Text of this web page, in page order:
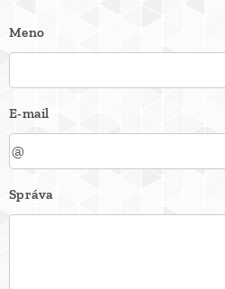
Meno
E-mail
Správa